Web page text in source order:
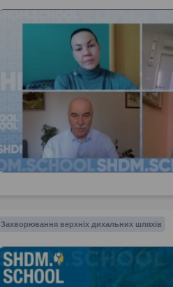
Захворювання верхніх дихальних шляхів